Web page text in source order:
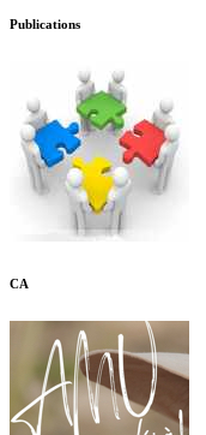
Publications
CA